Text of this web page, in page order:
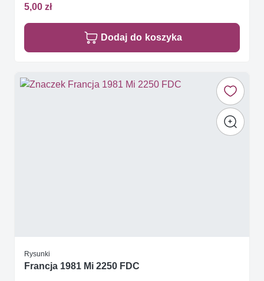
5,00 zł
Dodaj do koszyka
Rysunki
Francja 1981 Mi 2250 FDC